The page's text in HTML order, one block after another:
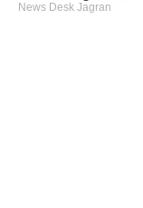
News Desk Jagran